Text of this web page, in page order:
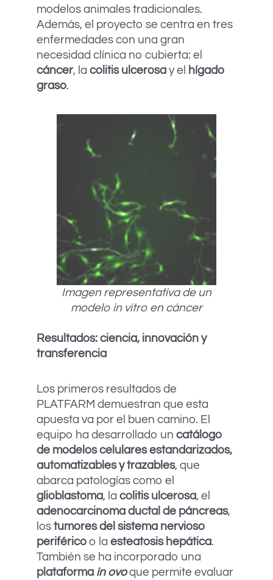
modelos animales tradicionales.
Además, el proyecto se centra en tres
enfermedades con una gran
necesidad clínica no cubierta: el
cáncer, la colitis ulcerosa y el hígado
graso.
Imagen representativa de un
modelo in vitro en cáncer
Resultados: ciencia, innovación y
transferencia
Los primeros resultados de
PLATFARM demuestran que esta
apuesta va por el buen camino. El
equipo ha desarrollado un catálogo
de modelos celulares estandarizados,
automatizables y trazables, que
abarca patologías como el
glioblastoma, la colitis ulcerosa, el
adenocarcinoma ductal de páncreas,
los tumores del sistema nervioso
periférico o la esteatosis hepática.
También se ha incorporado una
plataforma in ovoque permite evaluar